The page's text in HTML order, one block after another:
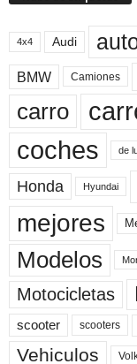
4x4 Audi
BMW Camiones
carro
coches de
Honda Hyundai
mejores
Modelos
Motocicletas
scooter scooters
Vehiculos